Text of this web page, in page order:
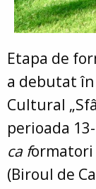
Etapa de
a debutat
Cultural
perioada
ca formatori
(Biroul de